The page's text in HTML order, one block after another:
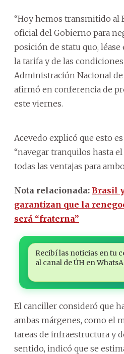
“Hoy hemos transmitido al
oficial del Gobierno para
posición de statu quo,
la tarifa y de las
Administración Nacional de
afirmó en conferencia de
este viernes.
Acevedo explicó que esto
“navegar tranquilos hasta
todas las ventajas para
Nota relacionada: Brasil
garantizan que la
será “fraterna”
Recibí las noticias en tu
al canal de ÚH en
El canciller consideró que
ambas márgenes, como el
tareas de infraestructura y
sentido, indicó que se